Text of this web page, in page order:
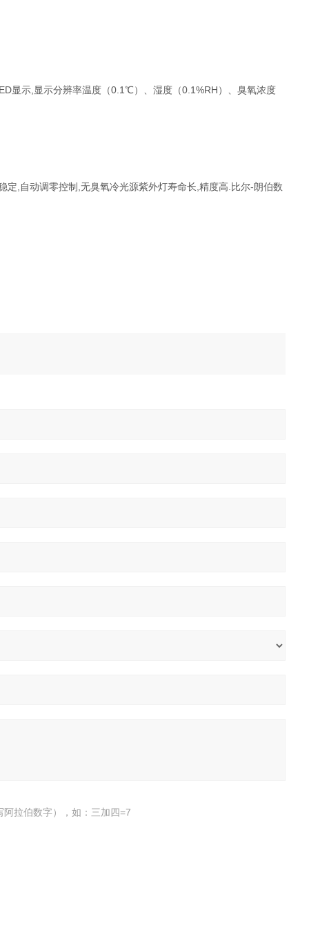
显示,显示分辨率温度（0.1℃）、湿度（0.1%RH）、臭氧浓度
,自动调零控制,无臭氧冷光源紫外灯寿命长,精度高.比尔-朗伯数
阿拉伯数字），如：三加四=7